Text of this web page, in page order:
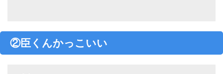
②臣くんかっこいい